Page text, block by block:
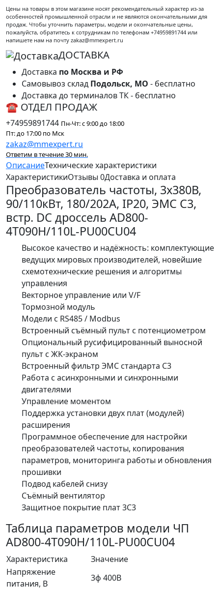
Цены на товары в этом магазине носят рекомендательный характер из-за
особенностей промышленной отрасли и не являются окончательными для
продаж. Чтобы уточнить параметры, модели и окончательные цены,
пожалуйста, обратитесь к сотрудникам по телефонам +74959891744 или
напишете нам на почту zakaz@mmexpert.ru
ДОСТАВКА
Доставка по Москва и РФ
Самовывоз склад Подольск, МО - бесплатно
Доставка до терминалов ТК - бесплатно
☎ ОТДЕЛ ПРОДАЖ
+74959891744 Пн-Чт: с 9:00 до 18:00
Пт: до 17:00 по Мск
zakaz@mmexpert.ru
Ответим в течение 30 мин.
ОписаниеТехнические характеристики
ХарактеристикиОтзывы 0Доставка и оплата
Преобразователь частоты, 3х380В,
90/110кВт, 180/202А, IP20, ЭМС С3,
встр. DC дроссель AD800-
4T090H/110L-PU00CU04
Высокое качество и надёжность: комплектующие
ведущих мировых производителей, новейшие
схемотехнические решения и алгоритмы
управления
Векторное управление или V/F
Тормозной модуль
Модели с RS485 / Modbus
Встроенный съёмный пульт с потенциометром
Опциональный русифицированный выносной
пульт с ЖК-экраном
Встроенный фильтр ЭМС стандарта С3
Работа с асинхронными и синхронными
двигателями
Управление моментом
Поддержка установки двух плат (модулей)
расширения
Программное обеспечение для настройки
преобразователей частоты, копирования
параметров, мониторинга работы и обновления
прошивки
Подвод кабелей снизу
Съёмный вентилятор
Защитное покрытие плат 3C3
Таблица параметров модели ЧП
AD800-4T090H/110L-PU00CU04
Характеристика
Значение
Напряжение
питания, В
3ф 400В